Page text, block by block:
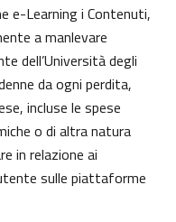
e-Learning i Contenuti,
a manlevare
dell’Università degli
da ogni perdita,
incluse le spese
o di altra natura
in relazione ai
sulle piattaforme